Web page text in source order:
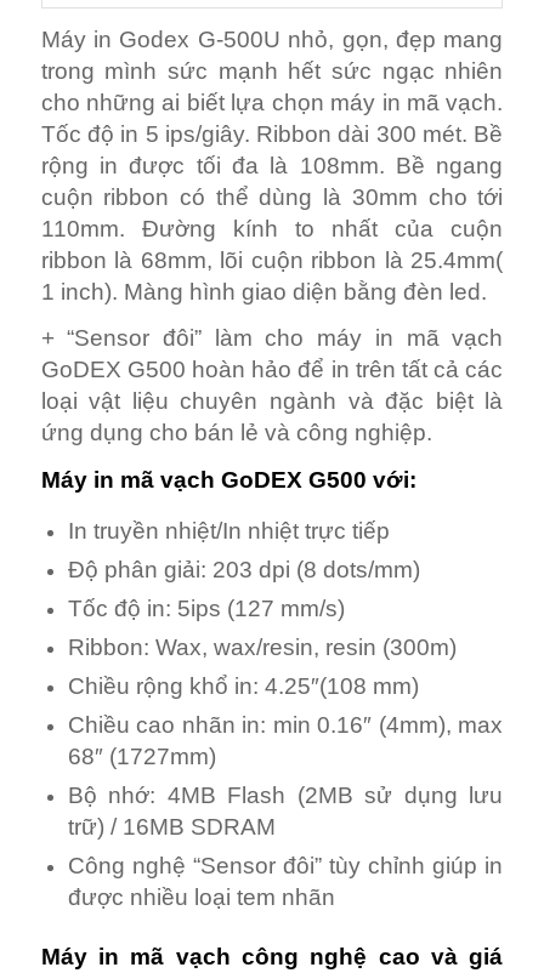
Máy in Godex G-500U nhỏ, gọn, đẹp mang
trong mình sức mạnh hết sức ngạc nhiên
cho những ai biết lựa chọn máy in mã vạch.
Tốc độ in 5 ips/giây. Ribbon dài 300 mét. Bề
rộng in được tối đa là 108mm. Bề ngang
cuộn ribbon có thể dùng là 30mm cho tới
110mm. Đường kính to nhất của cuộn
ribbon là 68mm, lõi cuộn ribbon là 25.4mm(
1 inch). Màng hình giao diện bằng đèn led.
+ “Sensor đôi” làm cho máy in mã vạch
GoDEX G500 hoàn hảo để in trên tất cả các
loại vật liệu chuyên ngành và đặc biệt là
ứng dụng cho bán lẻ và công nghiệp.
Máy in mã vạch GoDEX G500 với:
In truyền nhiệt/In nhiệt trực tiếp
Độ phân giải: 203 dpi (8 dots/mm)
Tốc độ in: 5ips (127 mm/s)
Ribbon: Wax, wax/resin, resin (300m)
Chiều rộng khổ in: 4.25″(108 mm)
Chiều cao nhãn in: min 0.16″ (4mm), max
68″ (1727mm)
Bộ nhớ: 4MB Flash (2MB sử dụng lưu
trữ) / 16MB SDRAM
Công nghệ “Sensor đôi” tùy chỉnh giúp in
được nhiều loại tem nhãn
Máy in mã vạch công nghệ cao và giá